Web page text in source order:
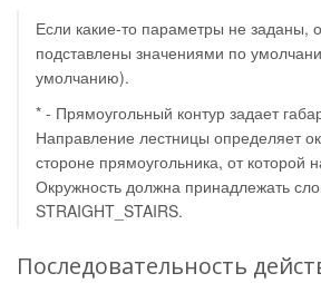
Если какие-то параметры не заданы,
подставлены значениями по
умолчанию).
* - Прямоугольный контур задает
Направление лестницы определяет
стороне прямоугольника, от которой
Окружность должна принадлежать
STRAIGHT_STAIRS.
Последовательность